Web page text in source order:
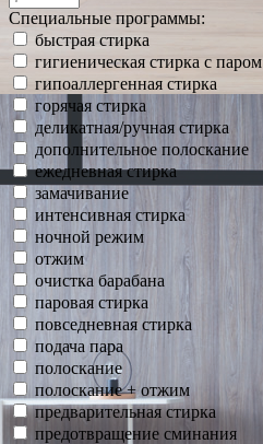
Специальные программы:
быстрая стирка
гигиеническая стирка с паром
гипоаллергенная стирка
горячая стирка
деликатная/ручная стирка
дополнительное полоскание
ежедневная стирка
замачивание
интенсивная стирка
ночной режим
отжим
очистка барабана
паровая стирка
повседневная стирка
подача пара
полоскание
полоскание + отжим
предварительная стирка
предотвращение сминания